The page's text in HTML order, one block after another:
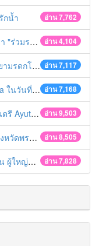
อ่าน 7,762
กน้ำ
อ่าน 4,104
งกรานต์ ปี 2561
อ่าน 7,117
รดกโลก
อ่าน 7,168
วาคม 2560
อ่าน 9,503
the bands
อ่าน 8,505
ธยา 2560
อ่าน 7,828
าน ฯลฯ